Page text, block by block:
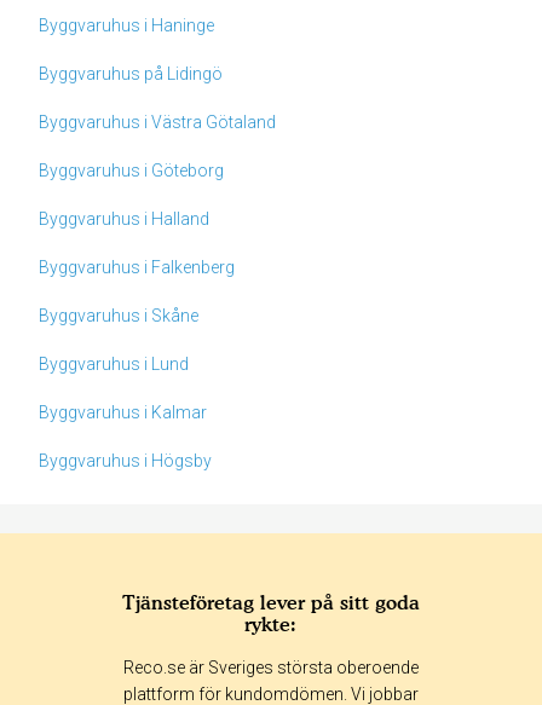
Byggvaruhus i Haninge
Byggvaruhus på Lidingö
Byggvaruhus i Västra Götaland
Byggvaruhus i Göteborg
Byggvaruhus i Halland
Byggvaruhus i Falkenberg
Byggvaruhus i Skåne
Byggvaruhus i Lund
Byggvaruhus i Kalmar
Byggvaruhus i Högsby
365 dagar 90 dagar
30 dagar
Tjänsteföretag lever på sitt goda
rykte:
Reco.se är Sveriges största oberoende
plattform för kundomdömen. Vi jobbar